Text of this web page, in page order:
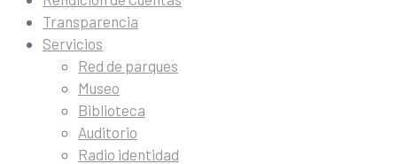
Transparencia
Servicios
Red de parques
Museo
Biblioteca
Auditorio
Radio identidad